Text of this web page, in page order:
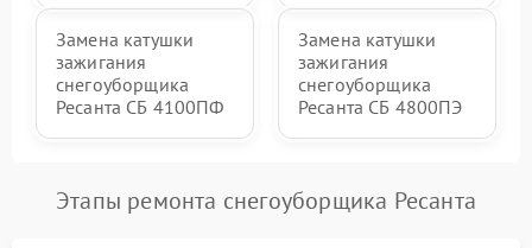
Замена катушки
зажигания
снегоуборщика
Ресанта СБ 4100ПФ
Замена катушки
зажигания
снегоуборщика
Ресанта СБ 4800ПЭ
Этапы ремонта снегоуборщика Ресанта